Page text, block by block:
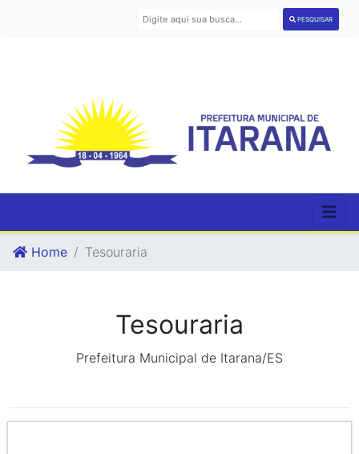
PESQUISAR
Home Tesouraria
Tesouraria
Prefeitura Municipal de Itarana/ES